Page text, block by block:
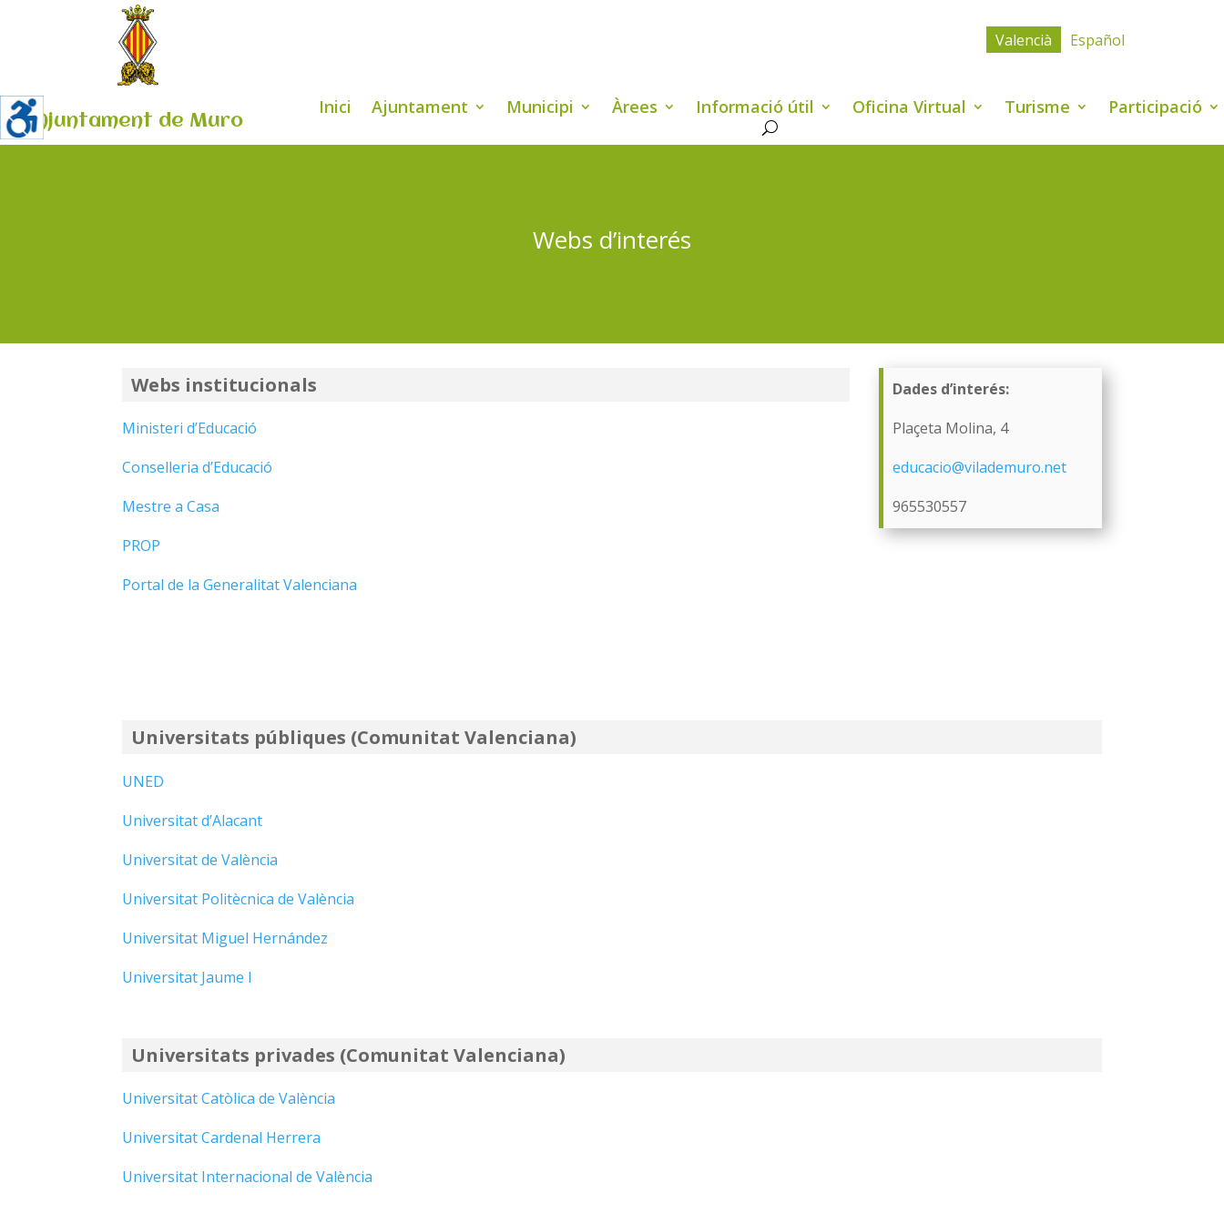
Ajuntament de Muro
Valencià Español
Inici Ajuntament Municipi Àrees Informació útil Oficina Virtual Turisme Participació
Webs d’interés
Webs institucionals
Ministeri d’Educació
Conselleria d’Educació
Mestre a Casa
PROP
Portal de la Generalitat Valenciana
Dades d’interés:
Plaçeta Molina, 4
educacio@vilademuro.net
965530557
Universitats públiques (Comunitat Valenciana)
UNED
Universitat d’Alacant
Universitat de València
Universitat Politècnica de València
Universitat Miguel Hernández
Universitat Jaume I
Universitats privades (Comunitat Valenciana)
Universitat Catòlica de València
Universitat Cardenal Herrera
Universitat Internacional de València